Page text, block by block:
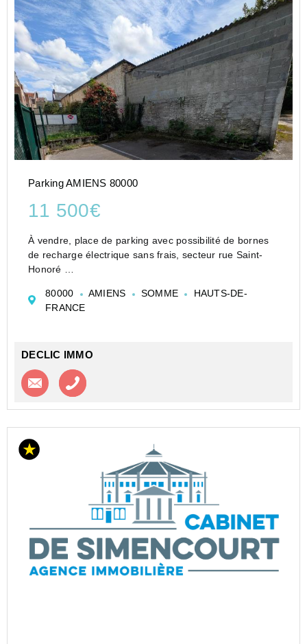
HAUTS-
DE-
FRANCE
SOMME
(80)
AMIENS
(80000)
Parking AMIENS 80000
11 500€
À vendre, place de parking avec possibilité de bornes
de recharge électrique sans frais, secteur rue Saint-
Honoré
place de parking de 20 m² à vendre au sein d'une
copropriété.
80000 AMIENS SOMME
HAUTS-DE-
FRANCE
DECLIC IMMO
Contacter l'agence